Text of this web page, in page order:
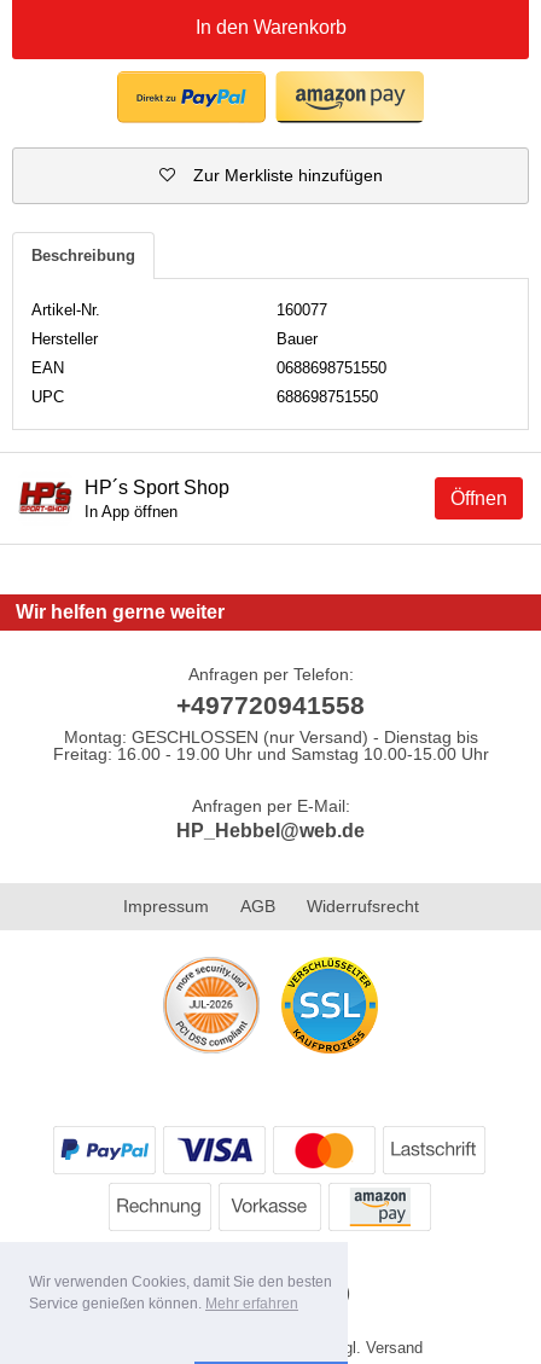
Wir verwenden Cookies, damit Sie den besten
Service genießen können. Mehr erfahren
In den Warenkorb
Zur Merkliste hinzufügen
Beschreibung
Artikel-Nr.
160077
Hersteller
Bauer
EAN
0688698751550
UPC
688698751550
Öffnen
HP´s Sport Shop
In App öffnen
Wir helfen gerne weiter
Anfragen per Telefon:
+497720941558
Montag: GESCHLOSSEN (nur Versand) - Dienstag bis
Freitag: 16.00 - 19.00 Uhr und Samstag 10.00-15.00 Uhr
Anfragen per E-Mail:
HP_Hebbel@web.de
Impressum AGB Widerrufsrecht
* Alle Preise inkl. MwSt. evtl. zzgl. Versand